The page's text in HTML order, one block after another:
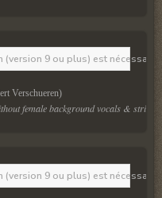
(version 9 ou plus) est
Verschueren)
female background vocals & strings.
(version 9 ou plus) est